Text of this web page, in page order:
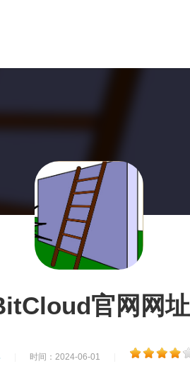
官网网址
时间：2024-06-01